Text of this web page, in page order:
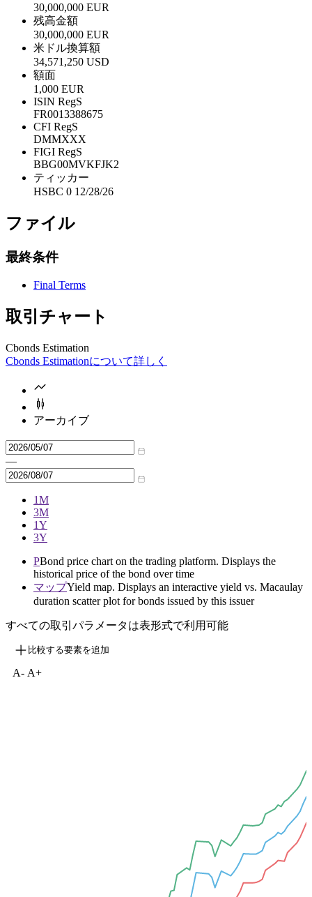
30,000,000 EUR
残高金額
30,000,000 EUR
米ドル換算額
34,571,250 USD
額面
1,000 EUR
ISIN RegS
FR0013388675
CFI RegS
DMMXXX
FIGI RegS
BBG00MVKFJK2
ティッカー
HSBC 0 12/28/26
ファイル
最終条件
Final Terms
取引チャート
Cbonds Estimation
Cbonds Estimationについて詳しく
アーカイブ
—
1M
3M
1Y
3Y
PBond price chart on the trading platform. Displays the
historical price of the bond over time
マップYield map. Displays an interactive yield vs. Macaulay
duration scatter plot for bonds issued by this issuer
すべての取引パラメータは表形式で利用可能
比較する要素を追加